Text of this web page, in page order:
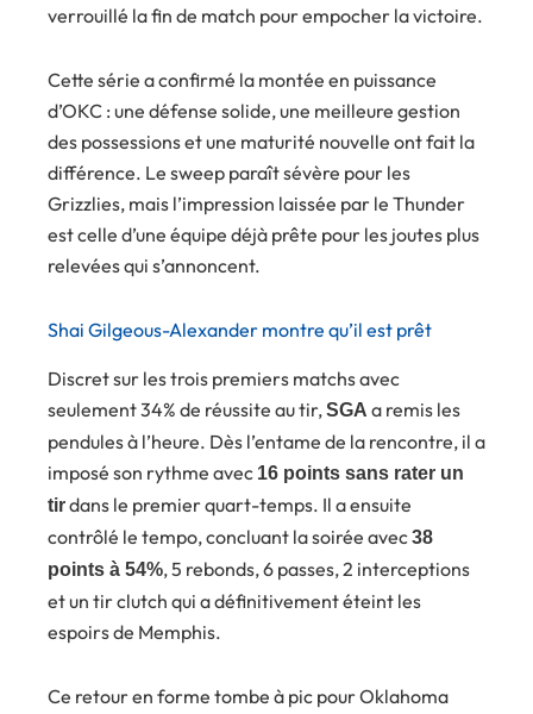
verrouillé la fin de match pour empocher la victoire.
Cette série a confirmé la montée en puissance
d’OKC : une défense solide, une meilleure gestion
des possessions et une maturité nouvelle ont fait la
différence. Le sweep paraît sévère pour les
Grizzlies, mais l’impression laissée par le Thunder
est celle d’une équipe déjà prête pour les joutes plus
relevées qui s’annoncent.
Shai Gilgeous-Alexander montre qu’il est prêt
Discret sur les trois premiers matchs avec
seulement 34% de réussite au tir,SGA a remis les
pendules à l’heure. Dès l’entame de la rencontre, il a
imposé son rythme avec 16 points sans rater un
tirdans le premier quart-temps. Il a ensuite
contrôlé le tempo, concluant la soirée avec38
points à 54%, 5 rebonds, 6 passes, 2 interceptions
et un tir clutch qui a définitivement éteint les
espoirs de Memphis.
Ce retour en forme tombe à pic pour Oklahoma